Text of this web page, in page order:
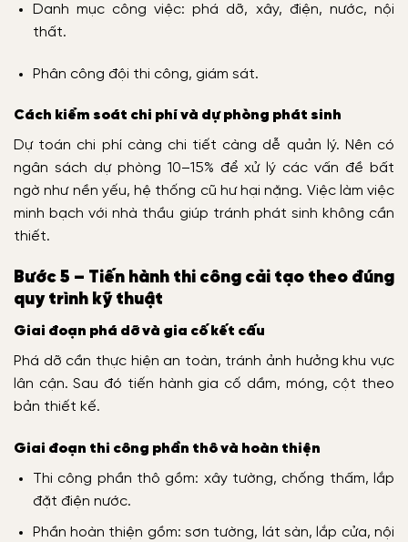
Danh mục công việc: phá dỡ, xây, điện, nước, nội
thất.
Phân công đội thi công, giám sát.
Cách kiểm soát chi phí và dự phòng phát sinh
Dự toán chi phí càng chi tiết càng dễ quản lý. Nên có
ngân sách dự phòng 10–15% để xử lý các vấn đề bất
ngờ như nền yếu, hệ thống cũ hư hại nặng. Việc làm việc
minh bạch với nhà thầu giúp tránh phát sinh không cần
thiết.
Bước 5 – Tiến hành thi công cải tạo theo đúng
quy trình kỹ thuật
Giai đoạn phá dỡ và gia cố kết cấu
Phá dỡ cần thực hiện an toàn, tránh ảnh hưởng khu vực
lân cận. Sau đó tiến hành gia cố dầm, móng, cột theo
bản thiết kế.
Giai đoạn thi công phần thô và hoàn thiện
Thi công phần thô gồm: xây tường, chống thấm, lắp
đặt điện nước.
Phần hoàn thiện gồm: sơn tường, lát sàn, lắp cửa, nội